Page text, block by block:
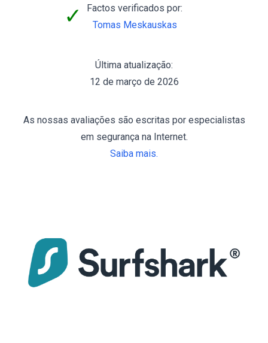
✓
Factos verificados por:
Tomas Meskauskas
Última atualização:
12 de março de 2026
As nossas avaliações são escritas por especialistas
em segurança na Internet.
Saiba mais.